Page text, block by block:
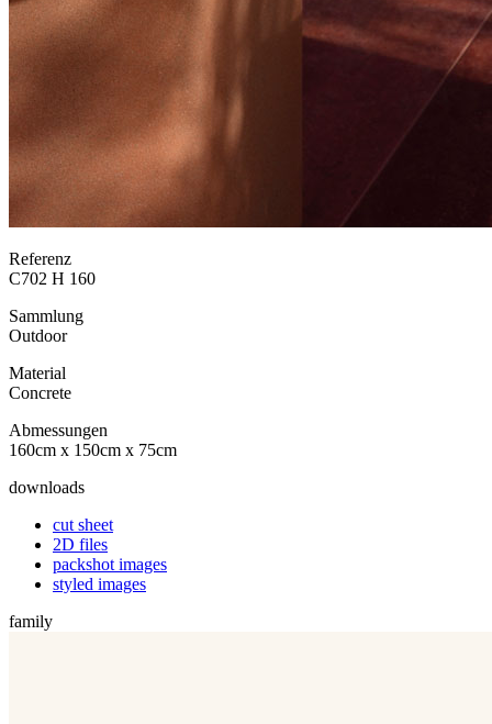
Referenz
C702 H 160
Sammlung
Outdoor
Material
Concrete
Abmessungen
160cm x 150cm x 75cm
downloads
cut sheet
2D files
packshot images
styled images
family